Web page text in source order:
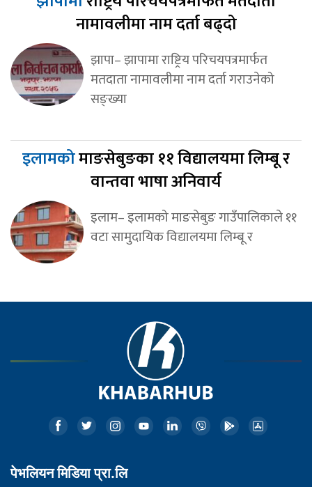
नामावलीमा नाम दर्ता बढ्दो
झापा– झापामा राष्ट्रिय परिचयपत्रमार्फत
मतदाता नामावलीमा नाम दर्ता गराउनेको
सङ्ख्या
इलामकोमाङसेबुङका ११ विद्यालयमा लिम्बू र
वान्तवा भाषा अनिवार्य
इलाम– इलामको माङसेबुङ गाउँपालिकाले ११
वटा सामुदायिक विद्यालयमा लिम्बू र
पेभलियन मिडिया प्रा.लि